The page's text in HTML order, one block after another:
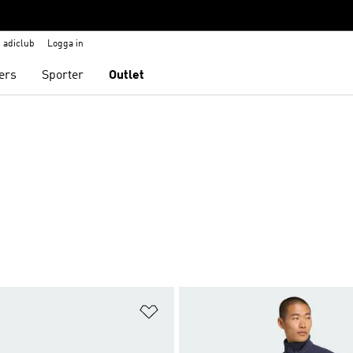
adiclub Logga in
Sporter Outlet
Lägg till på önskelistan